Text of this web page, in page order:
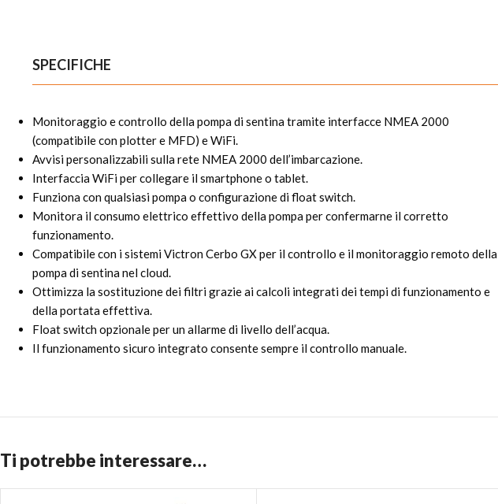
SPECIFICHE
Monitoraggio e controllo della pompa di sentina tramite interfacce NMEA 2000
(compatibile con plotter e MFD) e WiFi.
Avvisi personalizzabili sulla rete NMEA 2000 dell’imbarcazione.
Interfaccia WiFi per collegare il smartphone o tablet.
Funziona con qualsiasi pompa o configurazione di float switch.
Monitora il consumo elettrico effettivo della pompa per confermarne il corretto
funzionamento.
Compatibile con i sistemi Victron Cerbo GX per il controllo e il monitoraggio remoto della
pompa di sentina nel cloud.
Ottimizza la sostituzione dei filtri grazie ai calcoli integrati dei tempi di funzionamento e
della portata effettiva.
Float switch opzionale per un allarme di livello dell’acqua.
Il funzionamento sicuro integrato consente sempre il controllo manuale.
Ti potrebbe interessare…